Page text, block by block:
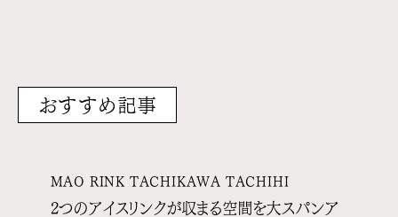
おすすめ記事
MAO RINK TACHIKAWA TACHIHI
2つのアイスリンクが収まる空間を大スパンア